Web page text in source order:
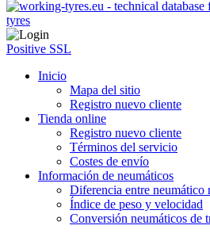
Positive SSL
Inicio
Mapa del sitio
Registro nuevo cliente
Tienda online
Registro nuevo cliente
Términos del servicio
Costes de envío
Información de neumáticos
Diferencia entre neumático
Índice de peso y velocidad
Conversión neumáticos de